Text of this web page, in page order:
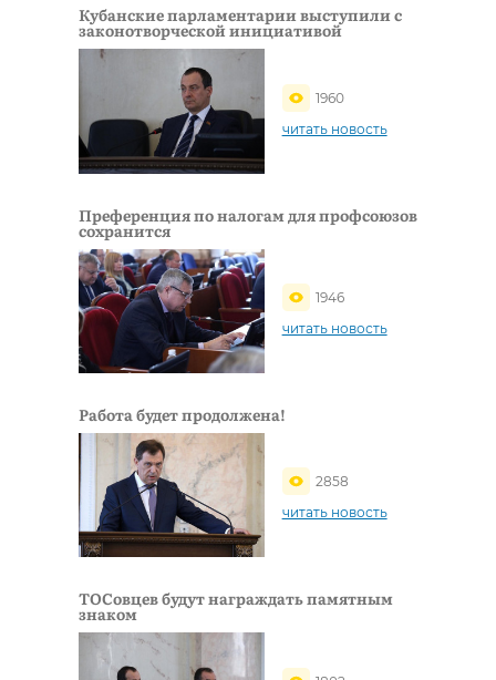
Кубанские парламентарии выступили с
законотворческой инициативой
1960
читать новость
Преференция по налогам для профсоюзов
сохранится
1946
читать новость
Работа будет продолжена!
2858
читать новость
ТОСовцев будут награждать памятным
знаком